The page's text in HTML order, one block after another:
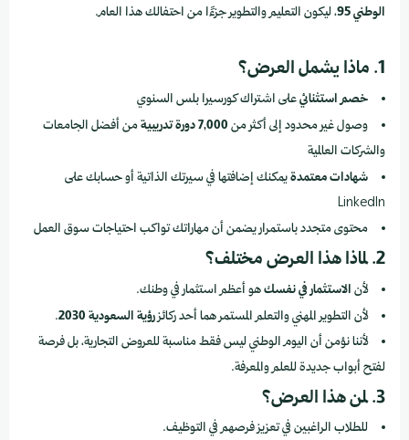
الوطني 95
، ليكون التعليم والتطوير جزءًا من احتفالك هذا العام.
1. ماذا يشمل العرض؟
خصم استثنائيعلى اشتراك كورسيرا بلس السنوي
وصول غير محدود إلى أكثر من 7,000 دورة تدريبية
من أفضل الجامعات
والشركات العالمية
شهادات معتمدةيمكنك إضافتها في سيرتك الذاتية أو حسابك على
LinkedIn
محتوى متجدد باستمرار يضمن أن مهاراتك تواكب احتياجات سوق العمل
2. لماذا هذا العرض مختلف؟
لأن الاستثمار في نفسكهو أعظم استثمار في وطنك.
لأن التطوير المهني والتعلم المستمر هما أحد ركائزرؤية السعودية 2030
.
لأننا نؤمن أن اليوم الوطني ليس فقط مناسبة للعروض التجارية، بل فرصة
لفتح أبواب جديدة للعلم والمعرفة.
3. لمن هذا العرض؟
للطلاب الراغبين في تعزيز فرصهم في التوظيف.